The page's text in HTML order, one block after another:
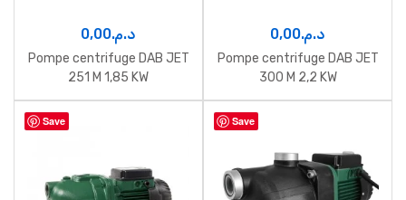
د.م.0,00
Pompe centrifuge DAB JET
251 M 1,85 KW
د.م.0,00
Pompe centrifuge DAB JET
300 M 2,2 KW
Save Save